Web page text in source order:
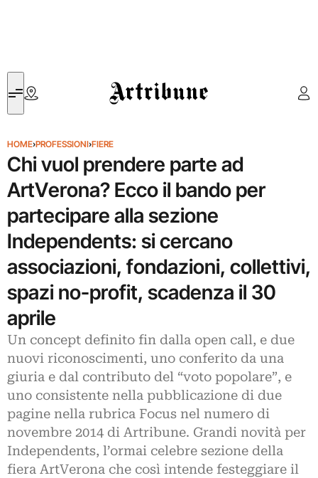
Artribune
HOME›PROFESSIONI›FIERE
Chi vuol prendere parte ad
ArtVerona? Ecco il bando per
partecipare alla sezione
Independents: si cercano
associazioni, fondazioni, collettivi,
spazi no-profit, scadenza il 30
aprile
Un concept definito fin dalla open call, e due
nuovi riconoscimenti, uno conferito da una
giuria e dal contributo del “voto popolare”, e
uno consistente nella pubblicazione di due
pagine nella rubrica Focus nel numero di
novembre 2014 di Artribune. Grandi novità per
Independents, l’ormai celebre sezione della
fiera ArtVerona che così intende festeggiare il